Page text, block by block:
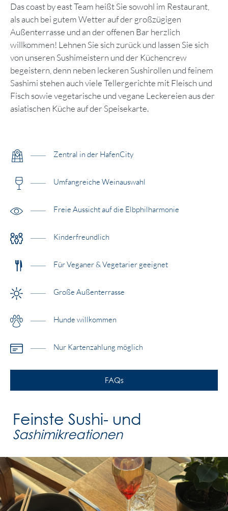
Das coast by east Team heißt Sie sowohl im Restaurant,
als auch bei gutem Wetter auf der großzügigen
Außenterrasse und an der offenen Bar herzlich
willkommen! Lehnen Sie sich zurück und lassen Sie sich
von unseren Sushimeistern und der Küchencrew
begeistern, denn neben leckeren Sushirollen und feinem
Sashimi stehen auch viele Tellergerichte mit Fleisch und
Fisch sowie vegetarische und vegane Leckereien aus der
asiatischen Küche auf der Speisekarte.
Zentral in der HafenCity
Umfangreiche Weinauswahl
Freie Aussicht auf die Elbphilharmonie
Kinderfreundlich
Für Veganer & Vegetarier geeignet
Große Außenterrasse
Hunde willkommen
Nur Kartenzahlung möglich
FAQs
Feinste Sushi- und
Sashimikreationen